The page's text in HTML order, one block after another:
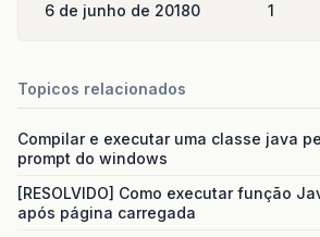
6 de junho de 20180 1
Topicos relacionados
Compilar e executar uma classe java
prompt do windows
[RESOLVIDO] Como executar função
após página carregada